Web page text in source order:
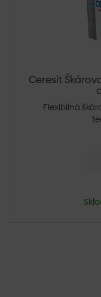
Ceresit
Flexibilná